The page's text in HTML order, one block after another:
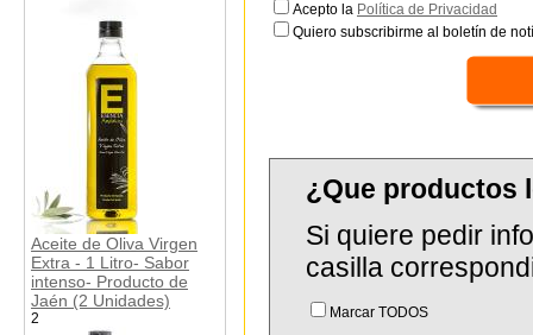
Aceite de Oliva Virgen
Extra - 1 Litro- Sabor
intenso- Producto de
Jaén (2 Unidades)
2
Acepto la Política de Privacidad
Quiero subscribirme al boletín de
¿Que productos
Si quiere pedir
casilla
Marcar TODOS